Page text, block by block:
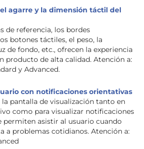
agarre y la dimensión táctil del
de referencia, los bordes
botones táctiles, el peso, la
de fondo, etc., ofrecen la experiencia
producto de alta calidad. Atención a:
y Advanced.
con notificaciones orientativas
pantalla de visualización tanto en
como para visualizar notificaciones
permiten asistir al usuario cuando
a problemas cotidianos. Atención a: